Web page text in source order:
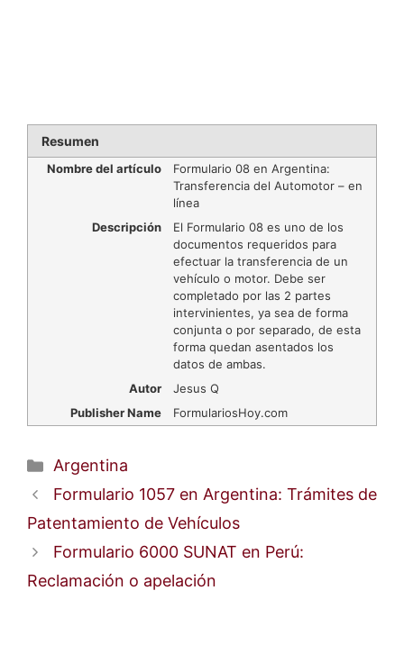
Resumen
Nombre del artículo
Formulario 08 en Argentina:
Transferencia del Automotor – en
línea
Descripción
El Formulario 08 es uno de los
documentos requeridos para
efectuar la transferencia de un
vehículo o motor. Debe ser
completado por las 2 partes
intervinientes, ya sea de forma
conjunta o por separado, de esta
forma quedan asentados los
datos de ambas.
Autor
Jesus Q
Publisher Name
FormulariosHoy.com
Categorías
Argentina
Formulario 1057 en Argentina: Trámites de
Patentamiento de Vehículos
Formulario 6000 SUNAT en Perú:
Reclamación o apelación